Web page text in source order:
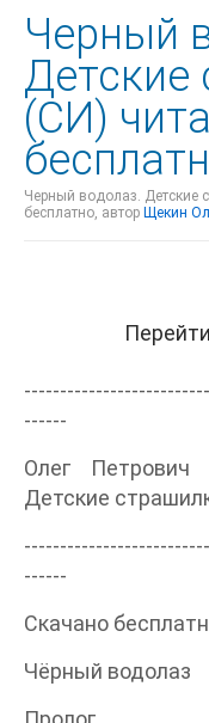
Черный
Детские
(СИ)
Черный водолаз. Детские
бесплатно, автор Щекин
------
Олег
Детские
------
Скачано
Чёрный водолаз